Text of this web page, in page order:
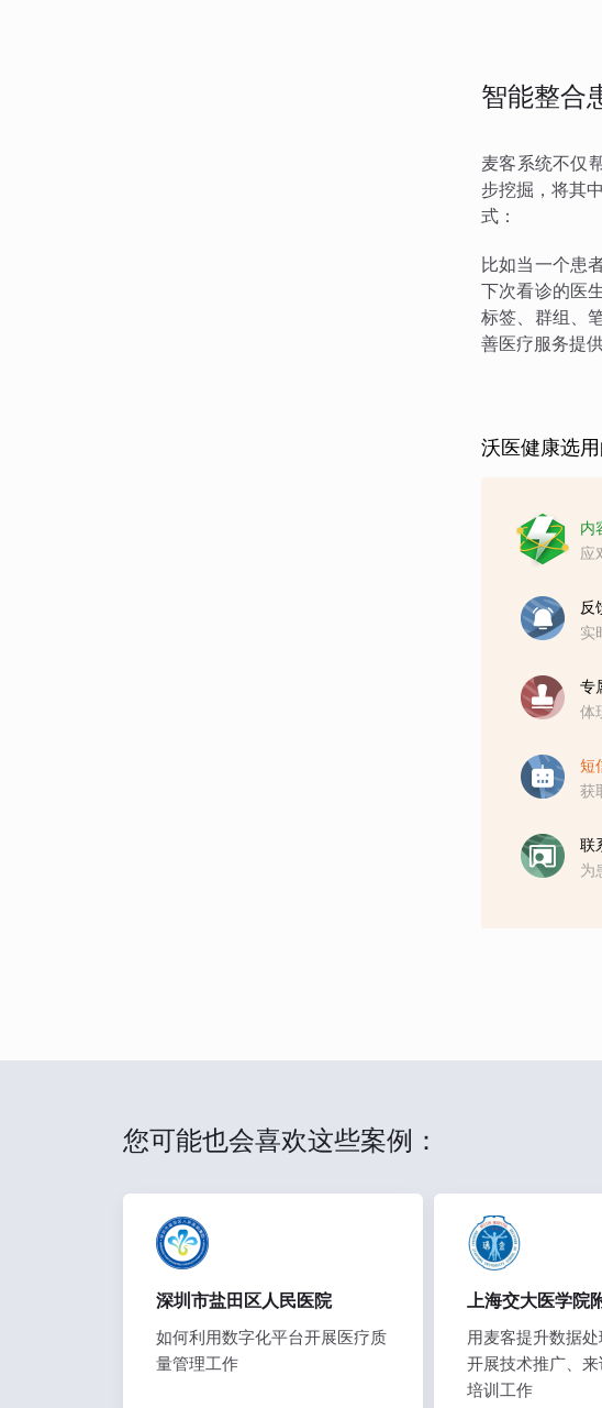
智能整合
麦客系统不仅
步挖掘，将其
式：
比如当一个患
下次看诊的医
标签、群组、
善医疗服务提
沃医健康选
内
应
反
实
专
体
短
获
联
为
您可能也会喜欢这些案例：
深圳市盐田区人民医院
如何利用数字化平台开展医疗质
量管理工作
上海交大医学院
用麦客提升数据
开展技术推广、
培训工作